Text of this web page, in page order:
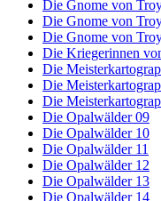
Die Gnome von
Die Gnome von
Die Gnome von
Die Kriegerinnen
Die
Die
Die
Die Opalwälder 09
Die Opalwälder 10
Die Opalwälder 11
Die Opalwälder 12
Die Opalwälder 13
Die Opalwälder 14